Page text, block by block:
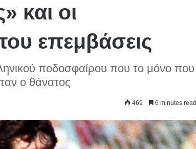
και οι
επεμβάσεις
ποδοσφαίρου που το μόνο που
ο θάνατος
469 6 minutes read